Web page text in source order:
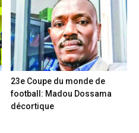
23e Coupe du monde de
football: Madou Dossama
décortique